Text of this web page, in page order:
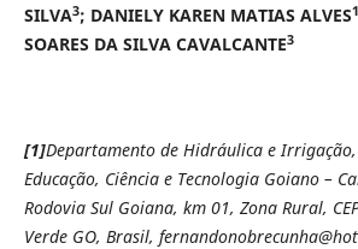
SILVA3; DANIELY KAREN MATIAS ALVES1
SOARES DA SILVA CAVALCANTE3
[1]Departamento de Hidráulica e
Educação, Ciência e Tecnologia Goiano –
Rodovia Sul Goiana, km 01, Zona Rural,
Verde GO, Brasil,